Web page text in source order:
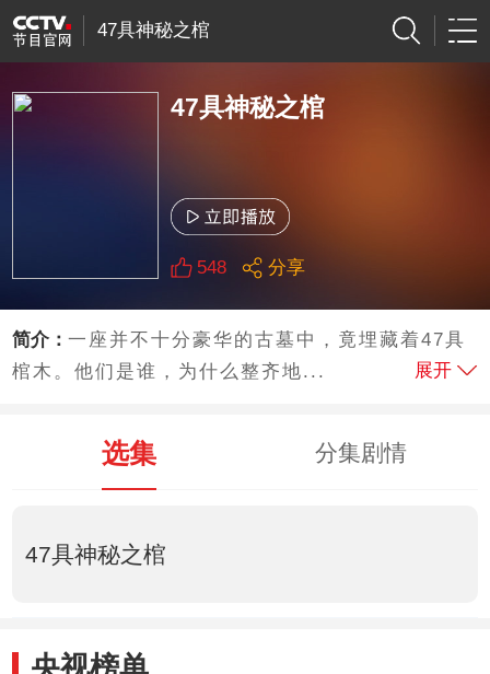
47具神秘之棺
47具神秘之棺
548 分享
简介：一座并不十分豪华的古墓中，竟埋藏着47具
棺木。他们是谁，为什么整齐地...
展开
选集 分集剧情
47具神秘之棺